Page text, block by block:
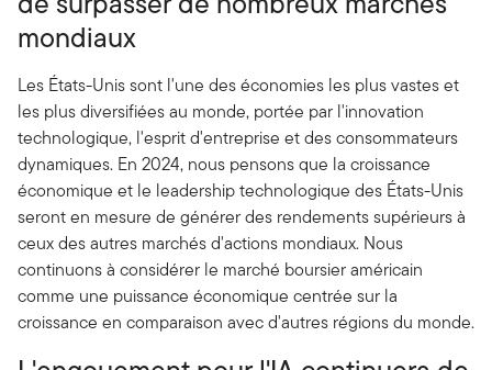
mondiaux
Les États-Unis sont l'une des économies les plus vastes et
les plus diversifiées au monde, portée par l'innovation
technologique, l'esprit d'entreprise et des consommateurs
dynamiques. En 2024, nous pensons que la croissance
économique et le leadership technologique des États-Unis
seront en mesure de générer des rendements supérieurs à
ceux des autres marchés d'actions mondiaux. Nous
continuons à considérer le marché boursier américain
comme une puissance économique centrée sur la
croissance en comparaison avec d'autres régions du monde.